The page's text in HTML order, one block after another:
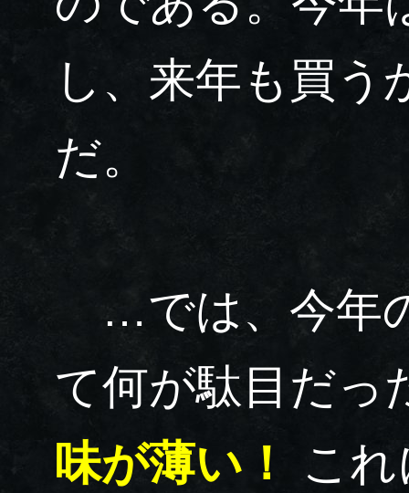
し、来年も買う
だ。
…では、今年
て何が駄目だっ
味が薄い！